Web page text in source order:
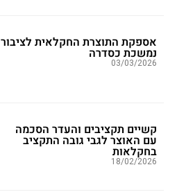
אספקת התוצרת החקלאית לציבור
נמשכת כסדרה
03/03/2026
קשיים תקציבים והעדר הסכמה
עם האוצר לגבי גובה התקציב
בחקלאות
18/02/2026